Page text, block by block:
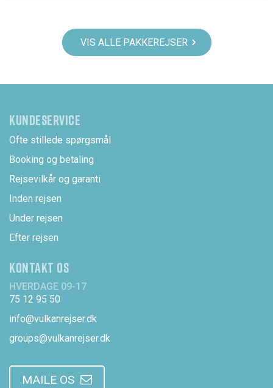
VIS ALLE PAKKEREJSER
KUNDESERVICE
Ofte stillede spørgsmål
Booking og betaling
Rejsevilkår og garanti
Inden rejsen
Under rejsen
Efter rejsen
KONTAKT OS
HVERDAGE 09-17
75 12 95 50
info@vulkanrejser.dk
groups@vulkanrejser.dk
MAILE OS